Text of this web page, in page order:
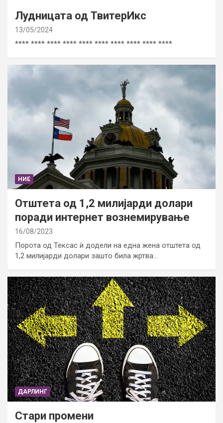
Лудницата од ТвитерИкс
13/05/2024
**** **** **** **** **** **** **** **** **** ****
НИЕ
Отштета од 1,2 милијарди долари
поради интернет вознемирување
16/08/2023
Порота од Тексас ѝ додели на една жена отштета од
1,2 милијарди долари зашто била жртва…
ДАРЛИНГ
Стари промени